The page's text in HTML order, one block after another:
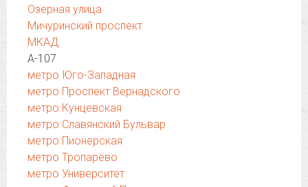
Озерная улица
Мичуринский проспект
МКАД
А-107
метро Юго-Западная
метро Проспект Вернадского
метро Кунцевская
метро Славянский Бульвар
метро Пионерская
метро Тропарёво
метро Университет